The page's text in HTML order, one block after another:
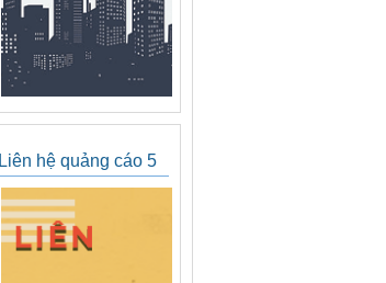
Liên hệ quảng cáo 5